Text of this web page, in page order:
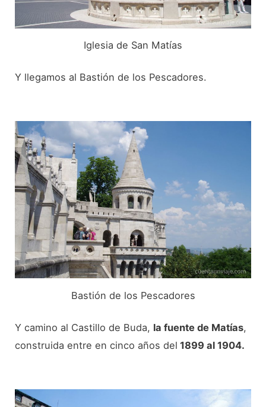
Iglesia de San Matías
Y llegamos al Bastión de los Pescadores.
Bastión de los Pescadores
Y camino al Castillo de Buda, la fuente de Matías,
construida entre en cinco años del 1899 al 1904.